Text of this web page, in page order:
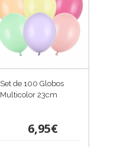
Set de 100 Globos
Multicolor 23cm
6,95€